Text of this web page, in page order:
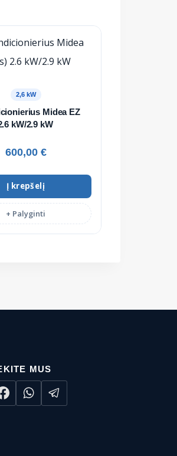
2,6 kW
Midea EZ
kW/2.9 kW
600,00 €
Į krepšelį
+ Palyginti
MUS